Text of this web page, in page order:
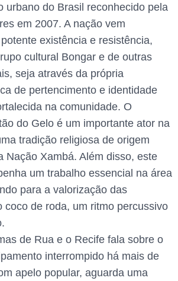
urbano do Brasil reconhecido pela
em 2007. A nação vem
existência e resistência,
cultural Bongar e de outras
seja através da própria
de pertencimento e identidade
na comunidade. O
do Gelo é um importante ator na
tradição religiosa de origem
Nação Xambá. Além disso, este
um trabalho essencial na área
para a valorização das
coco de roda, um ritmo percussivo
de Rua e o Recife fala sobre o
interrompido há mais de
apelo popular, aguarda uma